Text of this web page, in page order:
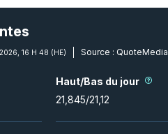
16 H 48 (HE) Source : QuoteMedia
Haut/Bas du jour
21,845/21,12